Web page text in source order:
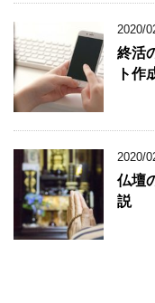
2020/
終活
ト作
2020/
仏壇
説